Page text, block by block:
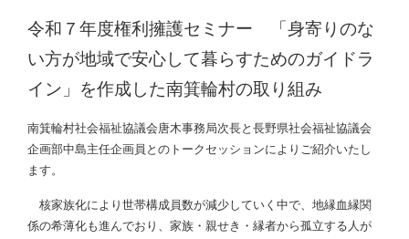
令和７年度権利擁護セミナー 「身寄りのな
い方が地域で安心して暮らすためのガイドラ
イン」を作成した南箕輪村の取り組み
南箕輪村社会福祉協議会唐木事務局次長と長野県社会福祉協議会
企画部中島主任企画員とのトークセッションによりご紹介いたし
ます。
核家族化により世帯構成員数が減少していく中で、地縁血縁関
係の希薄化も進んでおり、家族・親せき・縁者から孤立する人が